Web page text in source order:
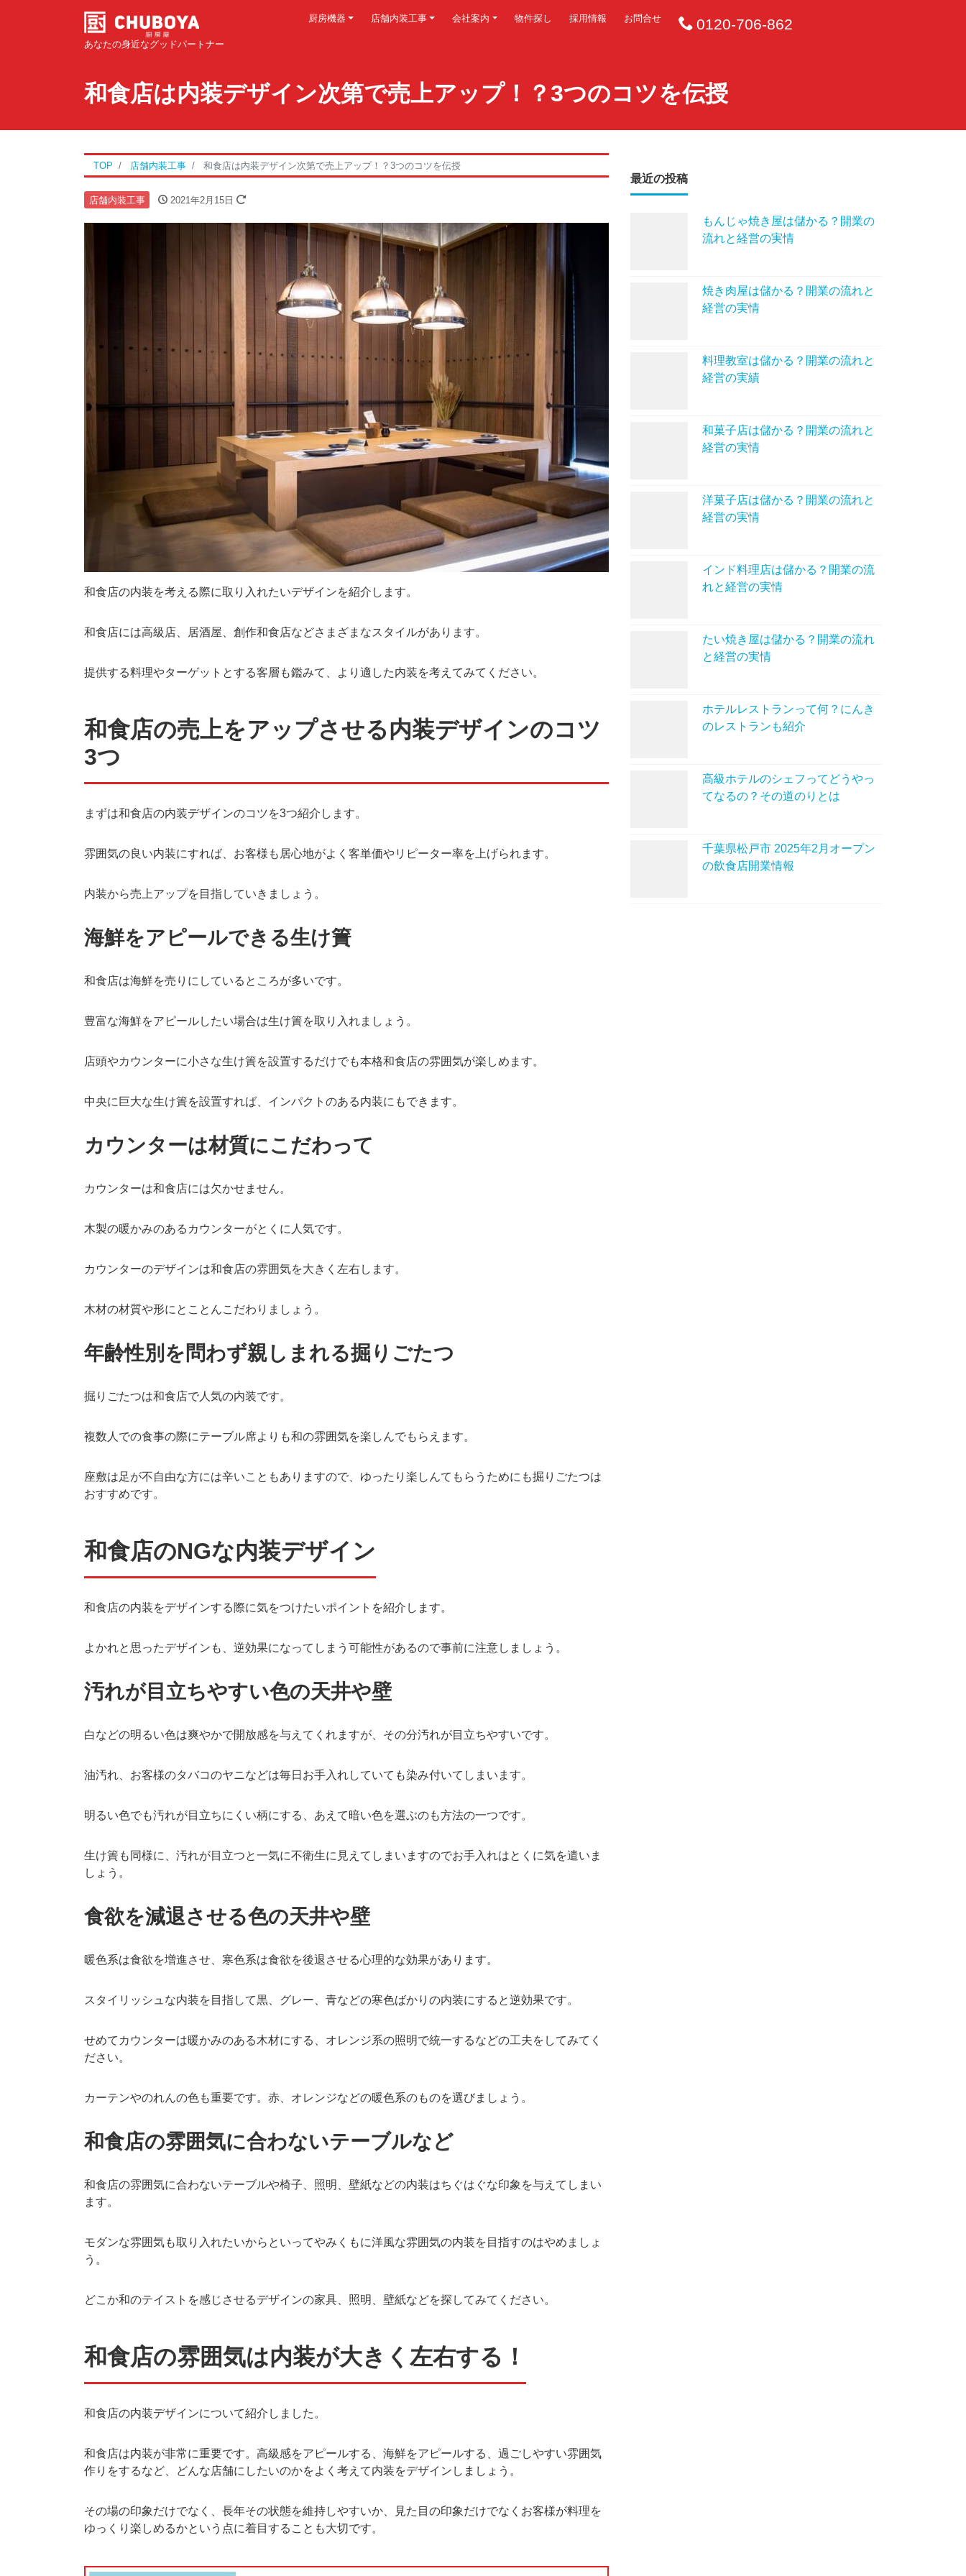
あなたの身近なグッドパートナー
厨房機器 店舗内装工事 会社案内 物件探し 採用情報 お問合せ 0120-706-862
和食店は内装デザイン次第で売上アップ！？3つのコツを伝授
TOP 店舗内装工事 和食店は内装デザイン次第で売上アップ！？3つのコツを伝授
店舗内装工事 2021年2月15日
和食店の内装を考える際に取り入れたいデザインを紹介します。
和食店には高級店、居酒屋、創作和食店などさまざまなスタイルがあります。
提供する料理やターゲットとする客層も鑑みて、より適した内装を考えてみてください。
和食店の売上をアップさせる内装デザインのコツ
3つ
まずは和食店の内装デザインのコツを3つ紹介します。
雰囲気の良い内装にすれば、お客様も居心地がよく客単価やリピーター率を上げられます。
内装から売上アップを目指していきましょう。
海鮮をアピールできる生け簀
和食店は海鮮を売りにしているところが多いです。
豊富な海鮮をアピールしたい場合は生け簀を取り入れましょう。
店頭やカウンターに小さな生け簀を設置するだけでも本格和食店の雰囲気が楽しめます。
中央に巨大な生け簀を設置すれば、インパクトのある内装にもできます。
カウンターは材質にこだわって
カウンターは和食店には欠かせません。
木製の暖かみのあるカウンターがとくに人気です。
カウンターのデザインは和食店の雰囲気を大きく左右します。
木材の材質や形にとことんこだわりましょう。
年齢性別を問わず親しまれる掘りごたつ
掘りごたつは和食店で人気の内装です。
複数人での食事の際にテーブル席よりも和の雰囲気を楽しんでもらえます。
座敷は足が不自由な方には辛いこともありますので、ゆったり楽しんてもらうためにも掘りごたつは
おすすめです。
和食店のNGな内装デザイン
和食店の内装をデザインする際に気をつけたいポイントを紹介します。
よかれと思ったデザインも、逆効果になってしまう可能性があるので事前に注意しましょう。
汚れが目立ちやすい色の天井や壁
白などの明るい色は爽やかで開放感を与えてくれますが、その分汚れが目立ちやすいです。
油汚れ、お客様のタバコのヤニなどは毎日お手入れしていても染み付いてしまいます。
明るい色でも汚れが目立ちにくい柄にする、あえて暗い色を選ぶのも方法の一つです。
生け簀も同様に、汚れが目立つと一気に不衛生に見えてしまいますのでお手入れはとくに気を遣いま
しょう。
食欲を減退させる色の天井や壁
暖色系は食欲を増進させ、寒色系は食欲を後退させる心理的な効果があります。
スタイリッシュな内装を目指して黒、グレー、青などの寒色ばかりの内装にすると逆効果です。
せめてカウンターは暖かみのある木材にする、オレンジ系の照明で統一するなどの工夫をしてみてく
ださい。
カーテンやのれんの色も重要です。赤、オレンジなどの暖色系のものを選びましょう。
和食店の雰囲気に合わないテーブルなど
和食店の雰囲気に合わないテーブルや椅子、照明、壁紙などの内装はちぐはぐな印象を与えてしまい
ます。
モダンな雰囲気も取り入れたいからといってやみくもに洋風な雰囲気の内装を目指すのはやめましょ
う。
どこか和のテイストを感じさせるデザインの家具、照明、壁紙などを探してみてください。
和食店の雰囲気は内装が大きく左右する！
和食店の内装デザインについて紹介しました。
和食店は内装が非常に重要です。高級感をアピールする、海鮮をアピールする、過ごしやすい雰囲気
作りをするなど、どんな店舗にしたいのかをよく考えて内装をデザインしましょう。
その場の印象だけでなく、長年その状態を維持しやすいか、見た目の印象だけでなくお客様が料理を
ゆっくり楽しめるかという点に着目することも大切です。
最近の投稿
もんじゃ焼き屋は儲かる？開業の
流れと経営の実情
焼き肉屋は儲かる？開業の流れと
経営の実情
料理教室は儲かる？開業の流れと
経営の実績
和菓子店は儲かる？開業の流れと
経営の実情
洋菓子店は儲かる？開業の流れと
経営の実情
インド料理店は儲かる？開業の流
れと経営の実情
たい焼き屋は儲かる？開業の流れ
と経営の実情
ホテルレストランって何？にんき
のレストランも紹介
高級ホテルのシェフってどうやっ
てなるの？その道のりとは
千葉県松戸市 2025年2月オープン
の飲食店開業情報